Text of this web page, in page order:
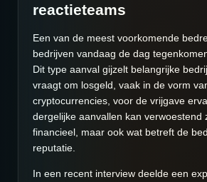
reactieteams
Een van de meest voorkomende
bedrijven vandaag de dag
Dit type aanval gijzelt belangrijke
vraagt om losgeld, vaak in de vorm
cryptocurrencies, voor de vrijgave
dergelijke aanvallen kan verwoestend
financieel, maar ook wat betreft de
reputatie.
In een recent interview deelde een